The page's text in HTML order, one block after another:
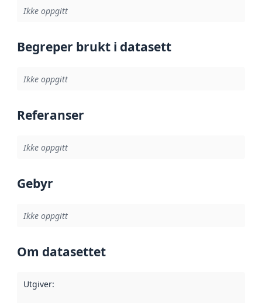
Ikke oppgitt
Begreper brukt i datasett
Ikke oppgitt
Referanser
Ikke oppgitt
Gebyr
Ikke oppgitt
Om datasettet
Utgiver: